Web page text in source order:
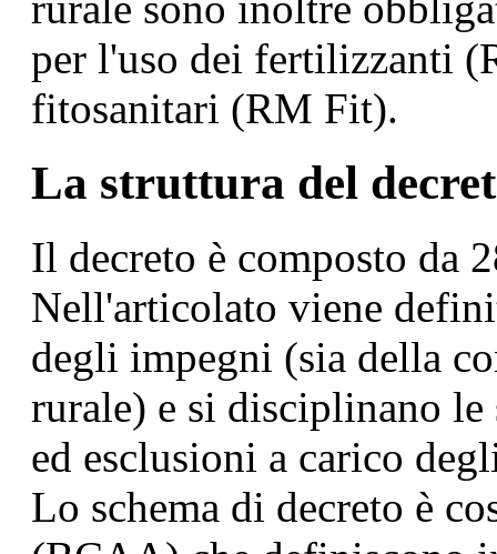
per l'uso dei fertilizzanti
fitosanitari (RM Fit).
La struttura del
Il decreto è composto da
Nell'articolato viene
degli impegni (sia della
rurale) e si disciplinano
ed esclusioni a carico
Lo schema di decreto è